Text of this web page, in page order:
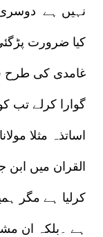
نہیں ہے دوسری
کیا ضرورت
غامدی کی طرح
گوارا کرلے تب
اساتذہ مثلا
القران میں
کرلیا ہے مگر
ہے ۔بلکہ ان